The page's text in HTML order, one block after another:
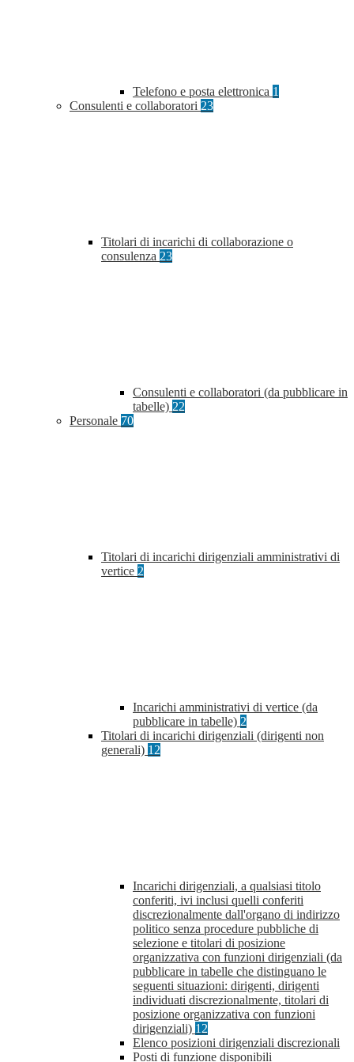
Telefono e posta elettronica 1
Consulenti e collaboratori 23
Titolari di incarichi di collaborazione o
consulenza 23
Consulenti e collaboratori (da pubblicare in
tabelle) 22
Personale 70
Titolari di incarichi dirigenziali amministrativi di
vertice 2
Incarichi amministrativi di vertice (da
pubblicare in tabelle) 2
Titolari di incarichi dirigenziali (dirigenti non
generali) 12
Incarichi dirigenziali, a qualsiasi titolo
conferiti, ivi inclusi quelli conferiti
discrezionalmente dall'organo di indirizzo
politico senza procedure pubbliche di
selezione e titolari di posizione
organizzativa con funzioni dirigenziali (da
pubblicare in tabelle che distinguano le
seguenti situazioni: dirigenti, dirigenti
individuati discrezionalmente, titolari di
posizione organizzativa con funzioni
dirigenziali) 12
Elenco posizioni dirigenziali discrezionali
Posti di funzione disponibili